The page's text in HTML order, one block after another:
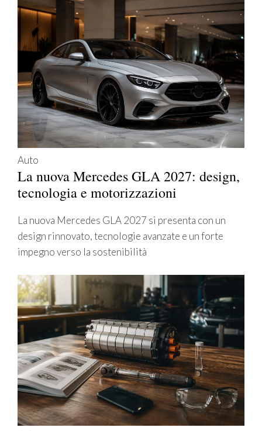
Auto
La nuova Mercedes GLA 2027: design,
tecnologia e motorizzazioni
La nuova Mercedes GLA 2027 si presenta con un
design rinnovato, tecnologie avanzate e un forte
impegno verso la sostenibilità